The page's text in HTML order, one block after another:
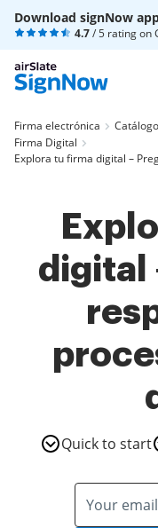
Download signNow
4.7/ 5 rating on
Firma electrónica
Firma Digital
Explora tu firma digital –
digital
Quick to start